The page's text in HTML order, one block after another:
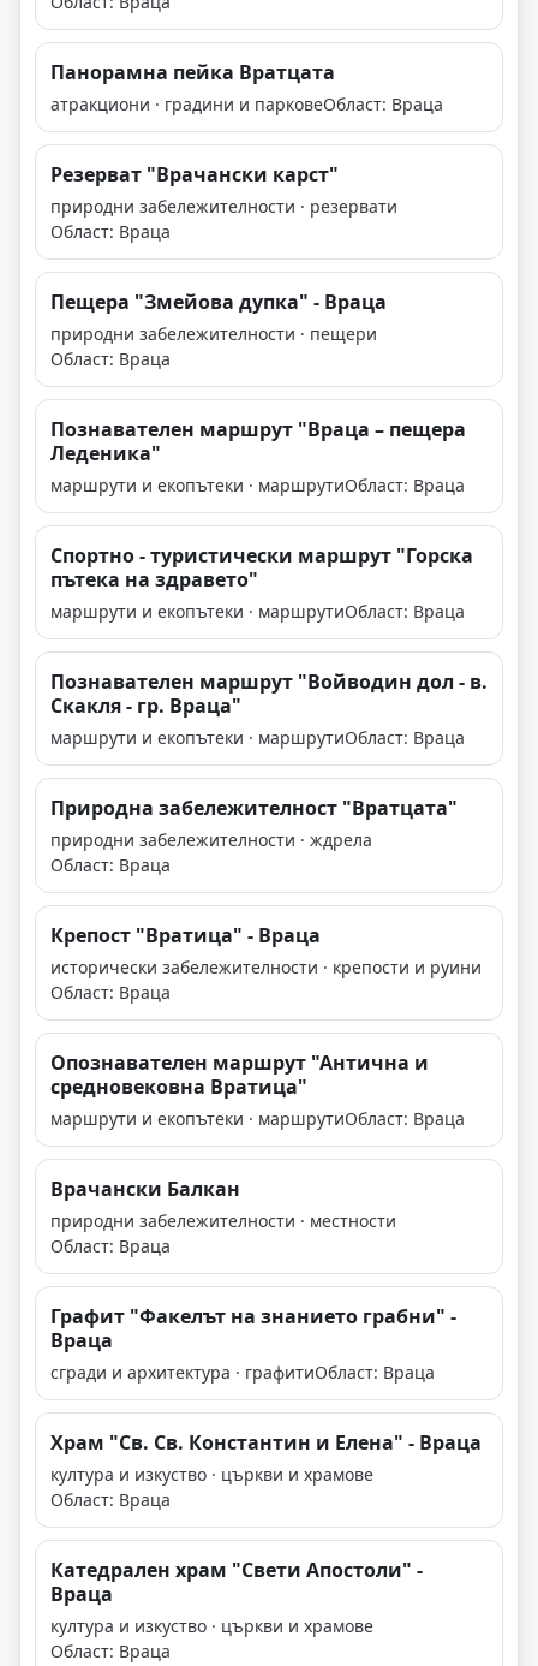
Панорамна пейка Вратцата
атракциони · градини и парковеОбласт: Враца
Резерват "Врачански карст"
природни забележителности · резервати
Област: Враца
Пещера "Змейова дупка" - Враца
природни забележителности · пещери
Област: Враца
Познавателен маршрут "Враца – пещера
Леденика"
маршрути и екопътеки · маршрутиОбласт: Враца
Спортно - туристически маршрут "Горска
пътека на здравето"
маршрути и екопътеки · маршрутиОбласт: Враца
Познавателен маршрут "Войводин дол - в.
Скакля - гр. Враца"
маршрути и екопътеки · маршрутиОбласт: Враца
Природна забележителност "Вратцата"
природни забележителности · ждрела
Област: Враца
Крепост "Вратица" - Враца
исторически забележителности · крепости и руини
Област: Враца
Опознавателен маршрут "Антична и
средновековна Вратица"
маршрути и екопътеки · маршрутиОбласт: Враца
Врачански Балкан
природни забележителности · местности
Област: Враца
Графит "Факелът на знанието грабни" -
Враца
сгради и архитектура · графитиОбласт: Враца
Храм "Св. Св. Константин и Елена" - Враца
култура и изкуство · църкви и храмове
Област: Враца
Катедрален храм "Свети Апостоли" -
Враца
култура и изкуство · църкви и храмове
Област: Враца